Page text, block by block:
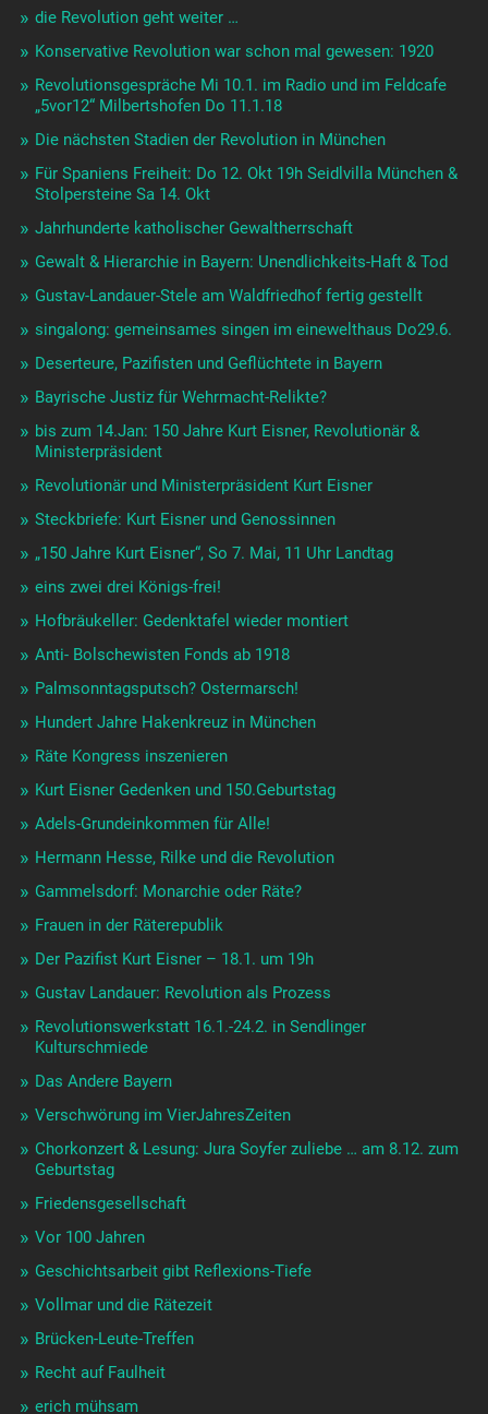
die Revolution geht weiter …
Konservative Revolution war schon mal gewesen: 1920
Revolutionsgespräche Mi 10.1. im Radio und im Feldcafe
„5vor12“ Milbertshofen Do 11.1.18
Die nächsten Stadien der Revolution in München
Für Spaniens Freiheit: Do 12. Okt 19h Seidlvilla München &
Stolpersteine Sa 14. Okt
Jahrhunderte katholischer Gewaltherrschaft
Gewalt & Hierarchie in Bayern: Unendlichkeits-Haft & Tod
Gustav-Landauer-Stele am Waldfriedhof fertig gestellt
singalong: gemeinsames singen im einewelthaus Do29.6.
Deserteure, Pazifisten und Geflüchtete in Bayern
Bayrische Justiz für Wehrmacht-Relikte?
bis zum 14.Jan: 150 Jahre Kurt Eisner, Revolutionär &
Ministerpräsident
Revolutionär und Ministerpräsident Kurt Eisner
Steckbriefe: Kurt Eisner und Genossinnen
„150 Jahre Kurt Eisner“, So 7. Mai, 11 Uhr Landtag
eins zwei drei Königs-frei!
Hofbräukeller: Gedenktafel wieder montiert
Anti- Bolschewisten Fonds ab 1918
Palmsonntagsputsch? Ostermarsch!
Hundert Jahre Hakenkreuz in München
Räte Kongress inszenieren
Kurt Eisner Gedenken und 150.Geburtstag
Adels-Grundeinkommen für Alle!
Hermann Hesse, Rilke und die Revolution
Gammelsdorf: Monarchie oder Räte?
Frauen in der Räterepublik
Der Pazifist Kurt Eisner – 18.1. um 19h
Gustav Landauer: Revolution als Prozess
Revolutionswerkstatt 16.1.-24.2. in Sendlinger
Kulturschmiede
Das Andere Bayern
Verschwörung im VierJahresZeiten
Chorkonzert & Lesung: Jura Soyfer zuliebe … am 8.12. zum
Geburtstag
Friedensgesellschaft
Vor 100 Jahren
Geschichtsarbeit gibt Reflexions-Tiefe
Vollmar und die Rätezeit
Brücken-Leute-Treffen
Recht auf Faulheit
erich mühsam